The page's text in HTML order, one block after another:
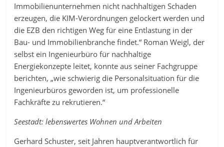
Immobilienunternehmen nicht nachhaltigen Schaden
erzeugen, die KIM-Verordnungen gelockert werden und
die EZB den richtigen Weg für eine Entlastung in der
Bau- und Immobilienbranche findet.“ Roman Weigl, der
selbst ein Ingenieurbüro für nachhaltige
Energiekonzepte leitet, konnte aus seiner Fachgruppe
berichten, „wie schwierig die Personalsituation für die
Ingenieurbüros geworden ist, um professionelle
Fachkräfte zu rekrutieren.“
Seestadt: lebenswertes Wohnen und Arbeiten
Gerhard Schuster, seit Jahren hauptverantwortlich für